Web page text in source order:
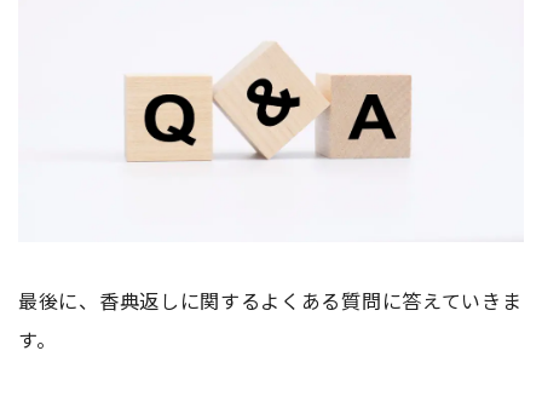
最後に、香典返しに関するよくある質問に答えていきま
す。